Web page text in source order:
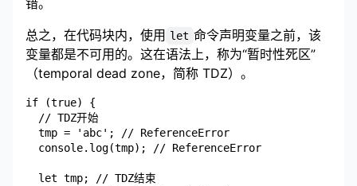
错。
总之，在代码块内，使用 let 命令声明变量之前，该
变量都是不可用的。这在语法上，称为“暂时性死区”
（temporal dead zone，简称 TDZ）。
if (true) {
  // TDZ开始
  tmp = 'abc'; // ReferenceError
  console.log(tmp); // ReferenceError
  let tmp; // TDZ结束